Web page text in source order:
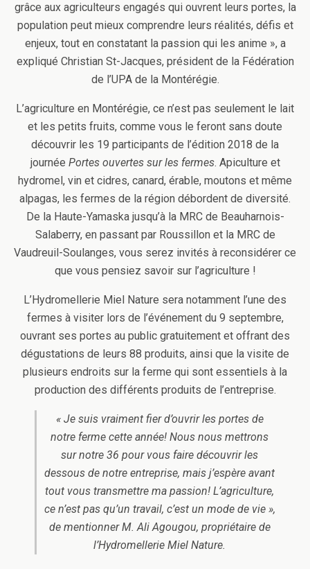
grâce aux agriculteurs engagés qui ouvrent leurs portes, la
population peut mieux comprendre leurs réalités, défis et
enjeux, tout en constatant la passion qui les anime », a
expliqué Christian St-Jacques, président de la Fédération
de l’UPA de la Montérégie.
L’agriculture en Montérégie, ce n’est pas seulement le lait
et les petits fruits, comme vous le feront sans doute
découvrir les 19 participants de l’édition 2018 de la
journée Portes ouvertes sur les fermes. Apiculture et
hydromel, vin et cidres, canard, érable, moutons et même
alpagas, les fermes de la région débordent de diversité.
De la Haute-Yamaska jusqu’à la MRC de Beauharnois-
Salaberry, en passant par Roussillon et la MRC de
Vaudreuil-Soulanges, vous serez invités à reconsidérer ce
que vous pensiez savoir sur l’agriculture !
L’Hydromellerie Miel Nature sera notamment l’une des
fermes à visiter lors de l’événement du 9 septembre,
ouvrant ses portes au public gratuitement et offrant des
dégustations de leurs 88 produits, ainsi que la visite de
plusieurs endroits sur la ferme qui sont essentiels à la
production des différents produits de l’entreprise.
« Je suis vraiment fier d’ouvrir les portes de
notre ferme cette année! Nous nous mettrons
sur notre 36 pour vous faire découvrir les
dessous de notre entreprise, mais j’espère avant
tout vous transmettre ma passion! L’agriculture,
ce n’est pas qu’un travail, c’est un mode de vie »,
de mentionner M. Ali Agougou, propriétaire de
l’Hydromellerie Miel Nature.